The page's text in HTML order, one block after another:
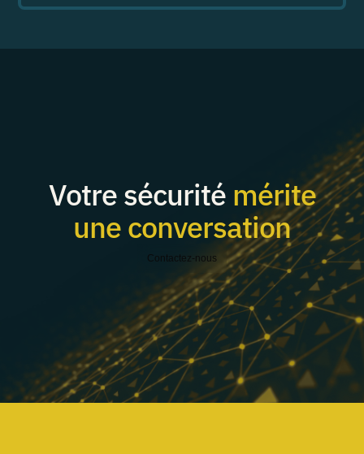
Votre sécurité mérite
une conversation
Contactez-nous